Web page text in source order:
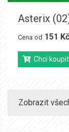
Asterix
Cena od 151 Kč
Chci koupit
Zobrazit